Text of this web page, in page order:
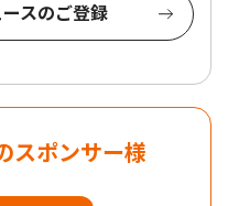
スのご登録
スポンサー様